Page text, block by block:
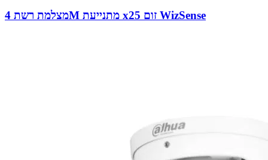
מצלמת רשת 4M מתנייעת x25 זום WizSense